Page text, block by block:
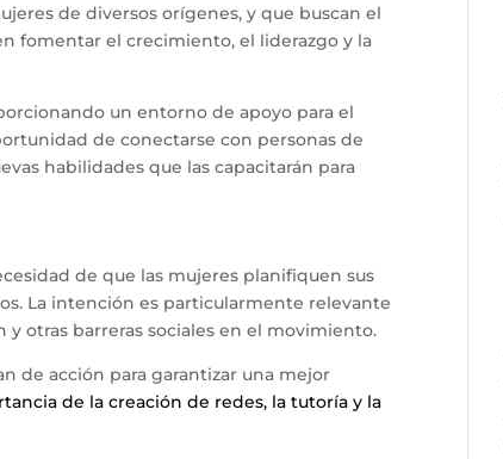
de diversos orígenes, y que buscan el
fomentar el crecimiento, el liderazgo y la
un entorno de apoyo para el
de conectarse con personas de
habilidades que las capacitarán para
de que las mujeres planifiquen sus
La intención es particularmente relevante
otras barreras sociales en el movimiento.
de acción para garantizar una mejor
de la creación de redes, la tutoría y la